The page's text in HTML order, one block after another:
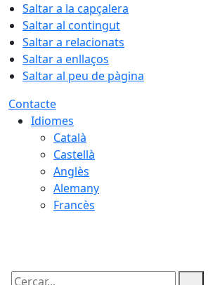
Saltar a la capçalera
Saltar al contingut
Saltar a relacionats
Saltar a enllaços
Saltar al peu de pàgina
Contacte
Idiomes
Català
Castellà
Anglès
Alemany
Francès